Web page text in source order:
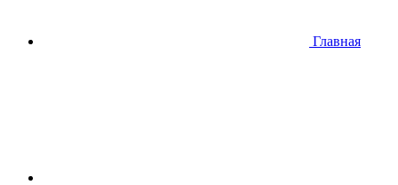
Главная